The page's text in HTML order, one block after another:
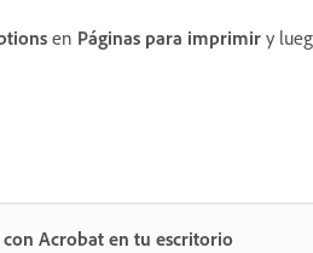
en Páginas para imprimir y
Acrobat en tu escritorio